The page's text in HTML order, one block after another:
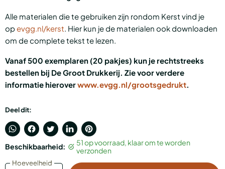
Alle materialen die te gebruiken zijn rondom Kerst vind je
opevgg.nl/kerst. Hier kun je de materialen ook downloaden
om de complete tekst te lezen.
Vanaf 500 exemplaren (20 pakjes) kun je rechtstreeks
bestellen bij De Groot Drukkerij. Zie voor verdere
informatie hieroverwww.evgg.nl/grootsgedrukt.
Deel dit:
Translation
missing:
nl.general.accessibility.share_on_whatsapp
Delen
via
Tweet
op
Deel
op
LinkedIn
Pin
op
Pinterest
Beschikbaarheid:
51 op voorraad, klaar om te worden
verzonden
Hoeveelheid
Hoeveelheid